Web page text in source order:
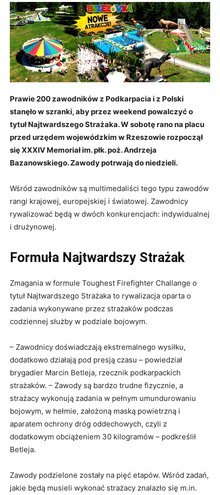
Prawie 200 zawodników z Podkarpacia i z Polski
stanęło w szranki, aby przez weekend powalczyć o
tytuł Najtwardszego Strażaka. W sobotę rano na placu
przed urzędem wojewódzkim w Rzeszowie rozpoczął
się XXXIV Memoriał im. płk. poż. Andrzeja
Bazanowskiego. Zawody potrwają do niedzieli.
Wśród zawodników są multimedaliści tego typu zawodów
rangi krajowej, europejskiej i światowej. Zawodnicy
rywalizować będą w dwóch konkurencjach: indywidualnej
i drużynowej.
Formuła Najtwardszy Strażak
Zmagania w formule Toughest Firefighter Challange o
tytuł Najtwardszego Strażaka to rywalizacja oparta o
zadania wykonywane przez strażaków podczas
codziennej służby w podziale bojowym.
– Zawodnicy doświadczają ekstremalnego wysiłku,
dodatkowo działają pod presją czasu – powiedział
brygadier Marcin Betleja, rzecznik podkarpackich
strażaków. – Zawody są bardzo trudne fizycznie, a
strażacy wykonują zadania w pełnym umundurowaniu
bojowym, w hełmie, założoną maską powietrzną i
aparatem ochrony dróg oddechowych, czyli z
dodatkowym obciążeniem 30 kilogramów – podkreślił
Betleja.
Zawody podzielone zostały na pięć etapów. Wśród zadań,
jakie będą musieli wykonać strażacy znalazło się m.in.